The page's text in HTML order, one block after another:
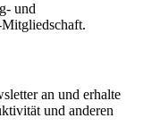
und
Mitgliedschaft.
an und erhalte
und anderen